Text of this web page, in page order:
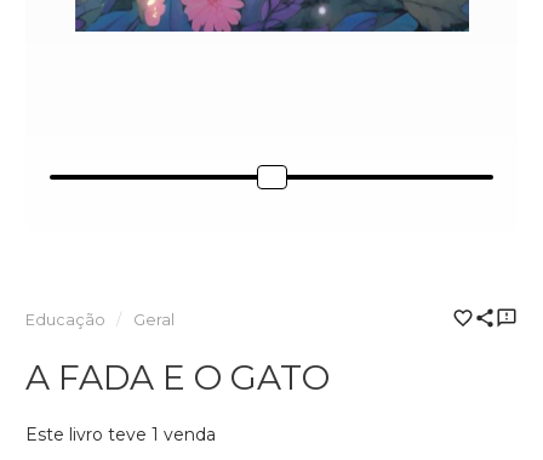
Educação Geral
A FADA E O GATO
Este livro teve 1 venda